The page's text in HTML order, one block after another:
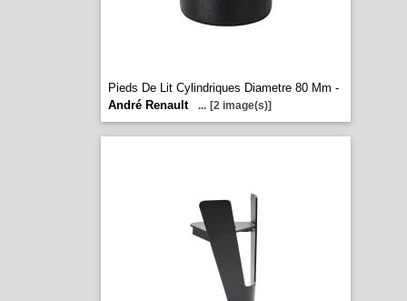
Pieds De Lit Cylindriques Diametre 80 Mm -
André Renault
... [2 image(s)]